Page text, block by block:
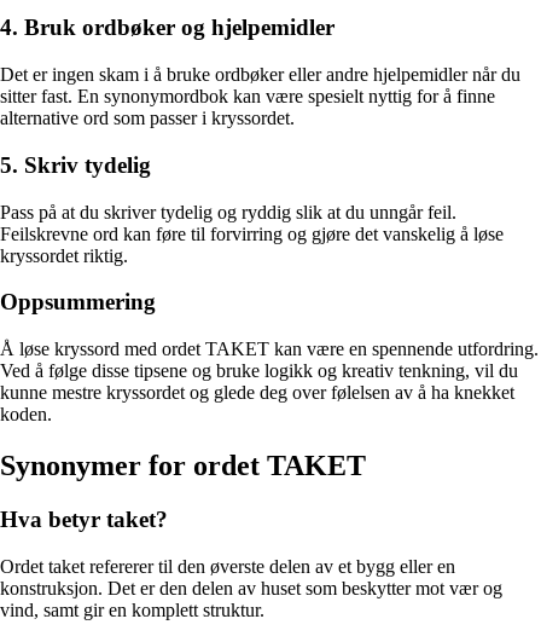
4. Bruk ordbøker og hjelpemidler
Det er ingen skam i å bruke ordbøker eller andre hjelpemidler når du
sitter fast. En synonymordbok kan være spesielt nyttig for å finne
alternative ord som passer i kryssordet.
5. Skriv tydelig
Pass på at du skriver tydelig og ryddig slik at du unngår feil.
Feilskrevne ord kan føre til forvirring og gjøre det vanskelig å løse
kryssordet riktig.
Oppsummering
Å løse kryssord med ordet TAKET kan være en spennende utfordring.
Ved å følge disse tipsene og bruke logikk og kreativ tenkning, vil du
kunne mestre kryssordet og glede deg over følelsen av å ha knekket
koden.
Synonymer for ordet TAKET
Hva betyr taket?
Ordet taket refererer til den øverste delen av et bygg eller en
konstruksjon. Det er den delen av huset som beskytter mot vær og
vind, samt gir en komplett struktur.